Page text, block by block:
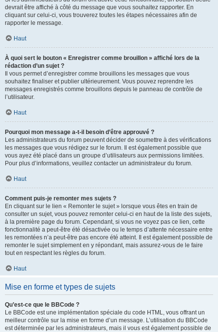
devrait être affiché à côté du message que vous souhaitez rapporter. En
cliquant sur celui-ci, vous trouverez toutes les étapes nécessaires afin de
rapporter le message.
Haut
À quoi sert le bouton « Enregistrer comme brouillon » affiché lors de la
rédaction d’un sujet ?
Il vous permet d’enregistrer comme brouillons les messages que vous
souhaitez finaliser et publier ultérieurement. Vous pouvez reprendre les
messages enregistrés comme brouillons depuis le panneau de contrôle de
l’utilisateur.
Haut
Pourquoi mon message a-t-il besoin d’être approuvé ?
Les administrateurs du forum peuvent décider de soumettre à des vérifications
les messages que vous rédigez sur le forum. Il est également possible que
vous ayez été placé dans un groupe d’utilisateurs aux permissions limitées.
Pour plus d’informations, veuillez contacter un administrateur du forum.
Haut
Comment puis-je remonter mes sujets ?
En cliquant sur le lien « Remonter le sujet » lorsque vous êtes en train de
consulter un sujet, vous pouvez remonter celui-ci en haut de la liste des sujets,
à la première page du forum. Cependant, si vous ne voyez pas ce lien, cette
fonctionnalité a peut-être été désactivée ou le temps d’attente nécessaire entre
les remontées n’a peut-être pas encore été atteint. Il est également possible de
remonter le sujet simplement en y répondant, mais assurez-vous de le faire
tout en respectant les règles du forum.
Haut
Mise en forme et types de sujets
Qu’est-ce que le BBCode ?
Le BBCode est une implémentation spéciale du code HTML, vous offrant un
meilleur contrôle sur la mise en forme d’un message. L’utilisation du BBCode
est déterminée par les administrateurs, mais il vous est également possible de